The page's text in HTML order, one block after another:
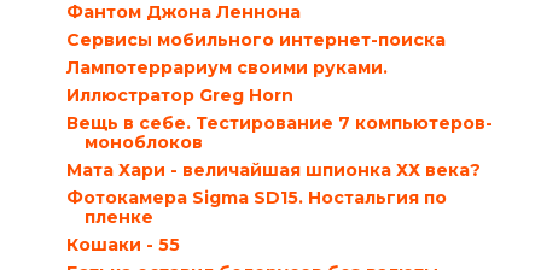
Фантом Джона Леннона
Сервисы мобильного интернет-поиска
Лампотеррариум своими руками.
Иллюстратор Greg Horn
Вещь в себе. Тестирование 7 компьютеров-
моноблоков
Мата Хари - величайшая шпионка ХХ века?
Фотокамера Sigma SD15. Ностальгия по
пленке
Кошаки - 55